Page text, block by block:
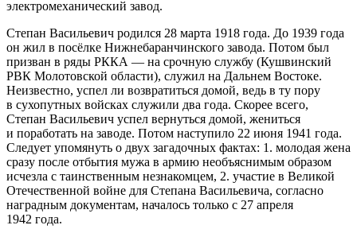
электромеханический завод.
Степан Васильевич родился 28 марта 1918 года. До 1939 года
он жил в посёлке Нижнебаранчинского завода. Потом был
призван в ряды РККА — на срочную службу (Кушвинский
РВК Молотовской области), служил на Дальнем Востоке.
Неизвестно, успел ли возвратиться домой, ведь в ту пору
в сухопутных войсках служили два года. Скорее всего,
Степан Васильевич успел вернуться домой, жениться
и поработать на заводе. Потом наступило 22 июня 1941 года.
Следует упомянуть о двух загадочных фактах: 1. молодая жена
сразу после отбытия мужа в армию необъяснимым образом
исчезла с таинственным незнакомцем, 2. участие в Великой
Отечественной войне для Степана Васильевича, согласно
наградным документам, началось только с 27 апреля
1942 года.